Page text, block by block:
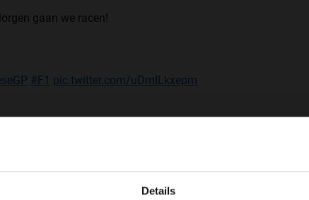
Details
gaan we racen!
#F1 pic.twitter.com/uDmILkxepm